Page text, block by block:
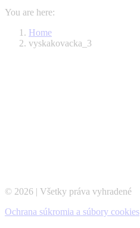
You are here:
Home
vyskakovacka_3
© 2026 | Všetky práva vyhradené
Ochrana súkromia a súbory cookies